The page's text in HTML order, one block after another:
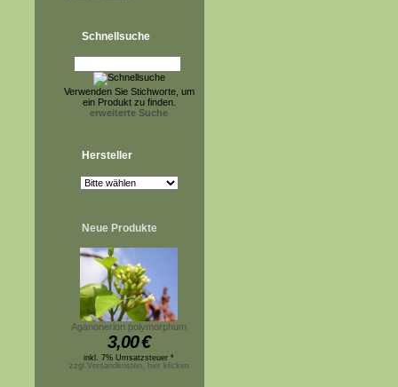
Schnellsuche
Verwenden Sie Stichworte, um
ein Produkt zu finden.
erweiterte Suche
Hersteller
Neue Produkte
Aganonerion polymorphum
3,00€
inkl. 7% Umsatzsteuer *
zzgl.Versandkosten, hier klicken